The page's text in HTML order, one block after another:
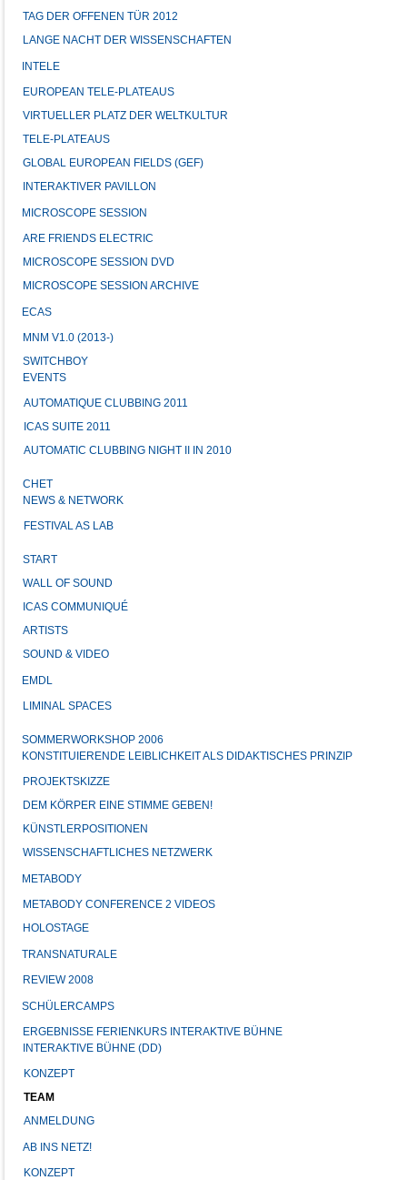
TAG DER OFFENEN TÜR 2012
LANGE NACHT DER WISSENSCHAFTEN
INTELE
EUROPEAN TELE-PLATEAUS
VIRTUELLER PLATZ DER WELTKULTUR
TELE-PLATEAUS
GLOBAL EUROPEAN FIELDS (GEF)
INTERAKTIVER PAVILLON
MICROSCOPE SESSION
ARE FRIENDS ELECTRIC
MICROSCOPE SESSION DVD
MICROSCOPE SESSION ARCHIVE
ECAS
MNM V1.0 (2013-)
SWITCHBOY
EVENTS
AUTOMATIQUE CLUBBING 2011
ICAS SUITE 2011
AUTOMATIC CLUBBING NIGHT II IN 2010
CHET
NEWS & NETWORK
FESTIVAL AS LAB
START
WALL OF SOUND
ICAS COMMUNIQUÉ
ARTISTS
SOUND & VIDEO
EMDL
LIMINAL SPACES
SOMMERWORKSHOP 2006
KONSTITUIERENDE LEIBLICHKEIT ALS DIDAKTISCHES PRINZIP
PROJEKTSKIZZE
DEM KÖRPER EINE STIMME GEBEN!
KÜNSTLERPOSITIONEN
WISSENSCHAFTLICHES NETZWERK
METABODY
METABODY CONFERENCE 2 VIDEOS
HOLOSTAGE
TRANSNATURALE
REVIEW 2008
SCHÜLERCAMPS
ERGEBNISSE FERIENKURS INTERAKTIVE BÜHNE
INTERAKTIVE BÜHNE (DD)
KONZEPT
TEAM
ANMELDUNG
AB INS NETZ!
KONZEPT